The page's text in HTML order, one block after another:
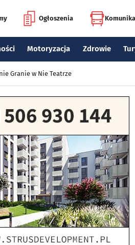
Ogłoszenia
Motoryzacja Zdrowie
Granie w Nie Teatrze